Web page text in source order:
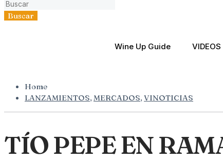
Buscar
Wine Up Guide VIDEOS
Home
LANZAMIENTOS, MERCADOS, VINOTICIAS
TÍO PEPE EN